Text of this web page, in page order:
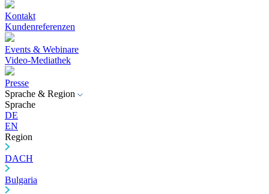
Kontakt
Kundenreferenzen
Events & Webinare
Video-Mediathek
Presse
Sprache & Region
Sprache
DE
EN
Region
DACH
Bulgaria